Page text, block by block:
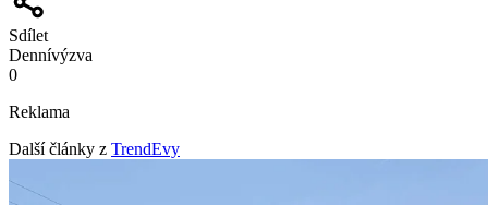
Sdílet
Dennívýzva
0
Reklama
Další články z TrendEvy